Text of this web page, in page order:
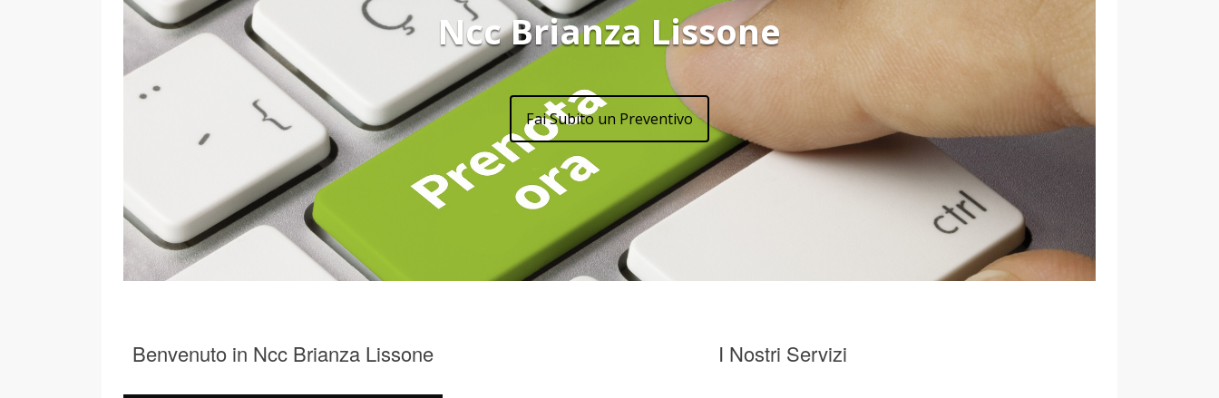
Ncc Brianza Lissone
Fai Subito un Preventivo
Benvenuto in Ncc Brianza Lissone I Nostri Servizi